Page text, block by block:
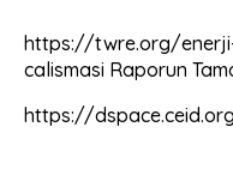
https://twre.org/
calismasi Raporun
https://